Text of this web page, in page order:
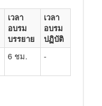
เวลา
อบรม
บรรยาย
เวลา
อบรม
ปฏิบัติ
6 ชม. -